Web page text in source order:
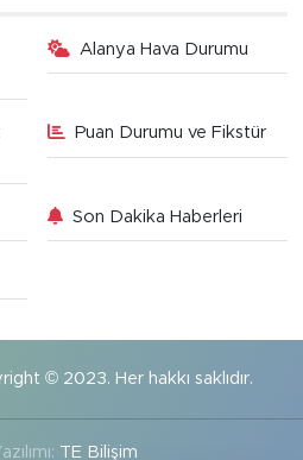
Alanya Hava Durumu
Puan Durumu ve Fikstür
Son Dakika Haberleri
© 2023. Her hakkı saklıdır.
TE Bilişim